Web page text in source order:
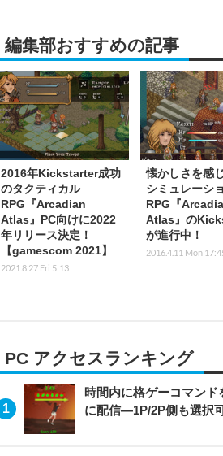
編集部おすすめの記事
2016年Kickstarter成功
のタクティカル
RPG『Arcadian
Atlas』PC向けに2022
年リリース決定！
【gamescom 2021】
2021.8.27 Fri 5:13
懐かしさを感
シミュレーシ
RPG『
Atlas』の
が進行中！
2016.4.11 Mon
PC アクセスランキング
時間内に格ゲーコマン
に配信―1P/2P側も選択